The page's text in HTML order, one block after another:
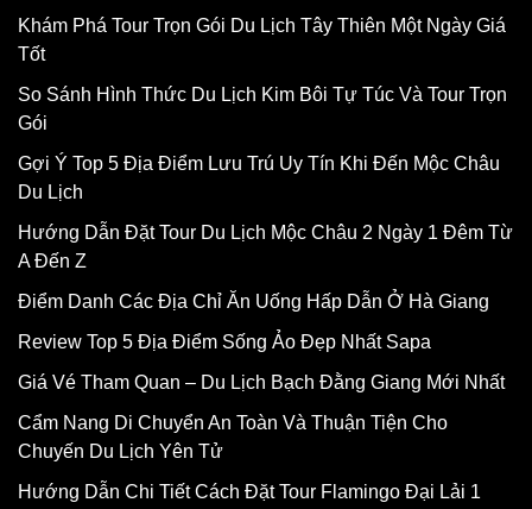
Khám Phá Tour Trọn Gói Du Lịch Tây Thiên Một Ngày Giá
Tốt
So Sánh Hình Thức Du Lịch Kim Bôi Tự Túc Và Tour Trọn
Gói
Gợi Ý Top 5 Địa Điểm Lưu Trú Uy Tín Khi Đến Mộc Châu
Du Lịch
Hướng Dẫn Đặt Tour Du Lịch Mộc Châu 2 Ngày 1 Đêm Từ
A Đến Z
Điểm Danh Các Địa Chỉ Ăn Uống Hấp Dẫn Ở Hà Giang
Review Top 5 Địa Điểm Sống Ảo Đẹp Nhất Sapa
Giá Vé Tham Quan – Du Lịch Bạch Đằng Giang Mới Nhất
Cẩm Nang Di Chuyển An Toàn Và Thuận Tiện Cho
Chuyến Du Lịch Yên Tử
Hướng Dẫn Chi Tiết Cách Đặt Tour Flamingo Đại Lải 1